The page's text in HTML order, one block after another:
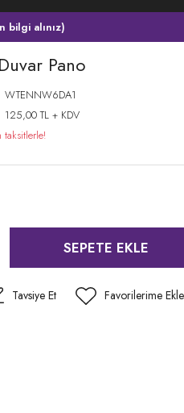
bilgi alınız)
Pano
WTENNW6DA1
125,00 TL + KDV
SEPETE EKLE
Tavsiye Et